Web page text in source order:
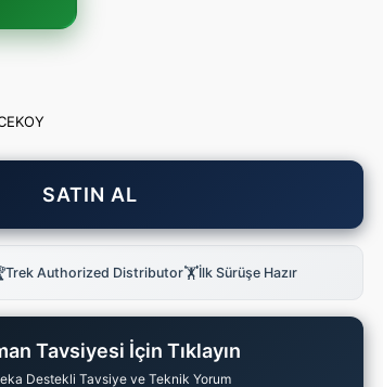
SATIN AL
Trek Authorized Distributor🏋İlk Sürüşe Hazır
Tavsiyesi İçin Tıklayın
Destekli Tavsiye ve Teknik Yorum